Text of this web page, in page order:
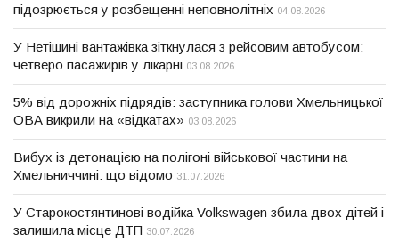
підозрюється у розбещенні неповнолітніх 04.08.2026
У Нетішині вантажівка зіткнулася з рейсовим автобусом:
четверо пасажирів у лікарні 03.08.2026
5% від дорожніх підрядів: заступника голови Хмельницької
ОВА викрили на «відкатах» 03.08.2026
Вибух із детонацією на полігоні військової частини на
Хмельниччині: що відомо 31.07.2026
У Старокостянтинові водійка Volkswagen збила двох дітей і
залишила місце ДТП 30.07.2026